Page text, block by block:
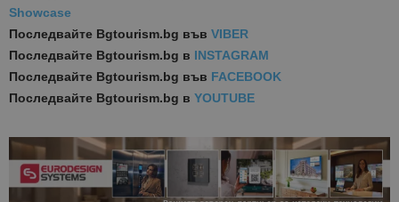
Showcase
Последвайте Bgtourism.bg във VIBER
Последвайте Bgtourism.bg в INSTAGRAM
Последвайте Bgtourism.bg във FACEBOOK
Последвайте Bgtourism.bg в YOUTUBE